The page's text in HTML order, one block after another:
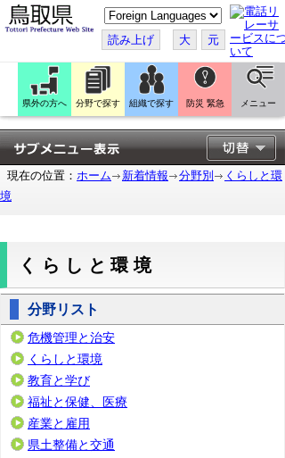
こ
の
ペ
ー
ジ
翻
訳
す
る
読み上げ 大 元
県外の方へ 分野で探す 組織で探す 防災 緊急 メニュー
現在の位置： ホーム 新着情報 分野別
くらしと環
境
くらしと環境
分野リスト
危機管理と治安
くらしと環境
教育と学び
福祉と保健、医療
産業と雇用
県土整備と交通